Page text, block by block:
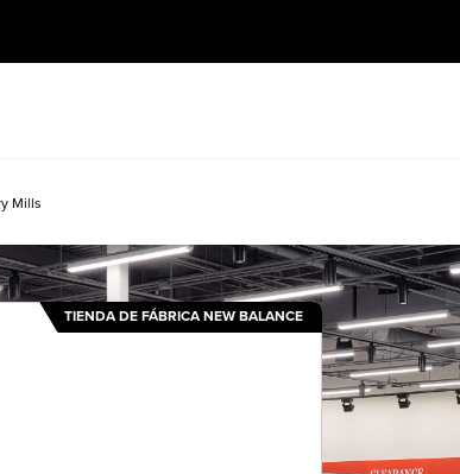
Mills
TIENDA DE FÁBRICA NEW BALANCE